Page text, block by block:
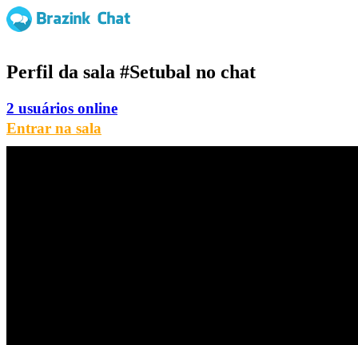
Perfil da sala #Setubal no chat
2 usuários online
Entrar na sala